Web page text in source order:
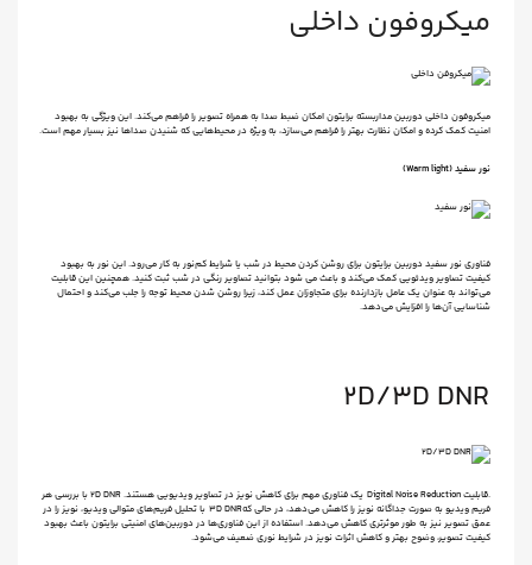
میکروفون داخلی
میکروفون داخلی دوربین مداربسته برایتون امکان ضبط صدا به همراه تصویر را فراهم می‌کند. این ویژگی به بهبود
امنیت کمک کرده و امکان نظارت بهتر را فراهم می‌سازد، به ویژه در محیط‌هایی که شنیدن صداها نیز بسیار مهم است.
نور سفید (Warm light)
فناوری نور سفید دوربین برایتون برای روشن کردن محیط در شب یا شرایط کم‌نور به کار می‌رود. این نور به بهبود
کیفیت تصاویر ویدئویی کمک می‌کند و باعث می شود بتوانید تصاویر رنگی در شب ثبت کنید. همچنین این قابلیت
می‌تواند به عنوان یک عامل بازدارنده برای متجاوزان عمل کند، زیرا روشن شدن محیط توجه را جلب می‌کند و احتمال
شناسایی آن‌ها را افزایش می‌دهد.
2D/3D DNR
.قابلیت Digital Noise Reduction یک فناوری مهم برای کاهش نویز در تصاویر ویدیویی هستند. 2D DNR با بررسی هر
فریم ویدیو به صورت جداگانه نویز را کاهش می‌دهد، در حالی که3D DNR با تحلیل فریم‌های متوالی ویدیو، نویز را در
عمق تصویر نیز به طور موثرتری کاهش می‌دهد. استفاده از این فناوری‌ها در دوربین‌های امنیتی برایتون باعث بهبود
کیفیت تصویر، وضوح بهتر و کاهش اثرات نویز در شرایط نوری ضعیف می‌شود.